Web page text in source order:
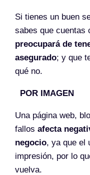
Si tienes un buen
sabes que cuentas
preocupará de
asegurado; y que
qué no.
POR IMAGEN
Una página web,
fallos afecta
negocio, ya que el
impresión, por lo
vuelva.